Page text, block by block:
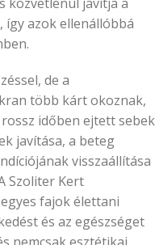
közvetlenül javítja a
így azok ellenállóbbá
de a
több kárt okoznak,
időben ejtett sebek
javítása, a beteg
visszaállítása
Szoliter Kert
fajok élettani
és az egészséget